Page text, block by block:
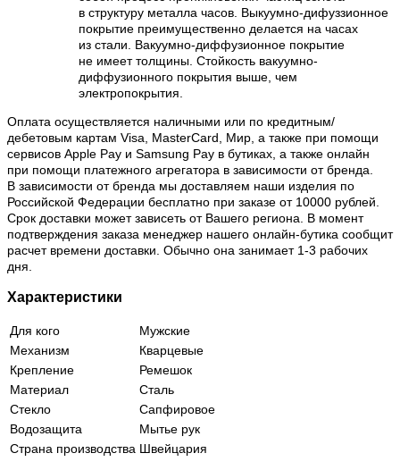
в структуру металла часов. Выкуумно-дифуззионное
покрытие преимущественно делается на часах
из стали. Вакуумно-диффузионное покрытие
не имеет толщины. Стойкость вакуумно-
диффузионного покрытия выше, чем
электропокрытия.
Оплата осуществляется наличными или по кредитным/
дебетовым картам Visa, MasterCard, Мир, а также при помощи
сервисов Apple Pay и Samsung Pay в бутиках, а также онлайн
при помощи платежного агрегатора в зависимости от бренда.
В зависимости от бренда мы доставляем наши изделия по
Российской Федерации бесплатно при заказе от 10000 рублей.
Срок доставки может зависеть от Вашего региона. В момент
подтверждения заказа менеджер нашего онлайн-бутика сообщит
расчет времени доставки. Обычно она занимает 1-3 рабочих
дня.
Характеристики
Для кого
Мужские
Механизм
Кварцевые
Крепление
Ремешок
Материал
Сталь
Стекло
Сапфировое
Водозащита
Мытье рук
Страна производства Швейцария